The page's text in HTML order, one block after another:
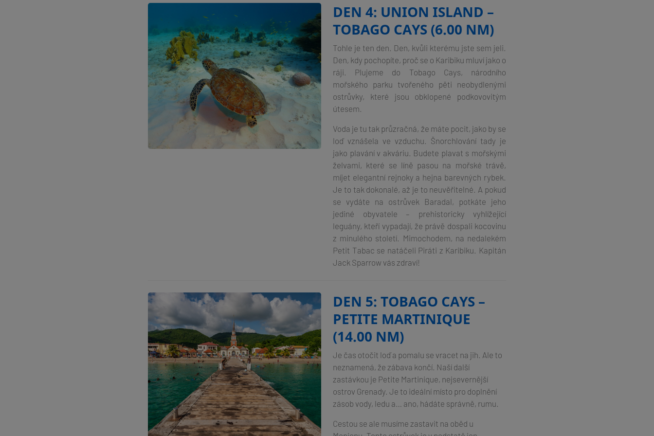
DEN 4: UNION ISLAND –
TOBAGO CAYS (6.00 NM)
Tohle je ten den. Den, kvůli kterému jste sem jeli.
Den, kdy pochopíte, proč se o Karibiku mluví jako o
ráji. Plujeme do Tobago Cays, národního
mořského parku tvořeného pěti neobydlenými
ostrůvky, které jsou obklopené podkovovitým
útesem.
Voda je tu tak průzračná, že máte pocit, jako by se
loď vznášela ve vzduchu. Šnorchlování tady je
jako plavání v akváriu. Budete plavat s mořskými
želvami, které se líně pasou na mořské trávě,
míjet elegantní rejnoky a hejna barevných rybek.
Je to tak dokonalé, až je to neuvěřitelné. A pokud
se vydáte na ostrůvek Baradal, potkáte jeho
jediné obyvatele – prehistoricky vyhlížející
leguány, kteří vypadají, že právě dospali kocovinu
z minulého století. Mimochodem, na nedalekém
Petit Tabac se natáčeli Piráti z Karibiku. Kapitán
Jack Sparrow vás zdraví!
DEN 5: TOBAGO CAYS –
PETITE MARTINIQUE
(14.00 NM)
Je čas otočit loď a pomalu se vracet na jih. Ale to
neznamená, že zábava končí. Naší další
zastávkou je Petite Martinique, nejsevernější
ostrov Grenady. Je to ideální místo pro doplnění
zásob vody, ledu a… ano, hádáte správně, rumu.
Cestou se ale musíme zastavit na oběd u